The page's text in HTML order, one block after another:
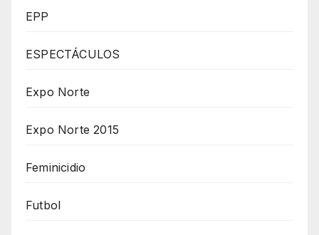
EPP
ESPECTÁCULOS
Expo Norte
Expo Norte 2015
Feminicidio
Futbol